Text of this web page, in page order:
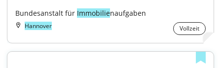
Bundesanstalt für Immobilienaufgaben
Hannover Vollzeit